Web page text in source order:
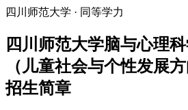
四川师范大学 · 同等学力
四川师范大学脑与心理
（儿童社会与个性发展
招生简章